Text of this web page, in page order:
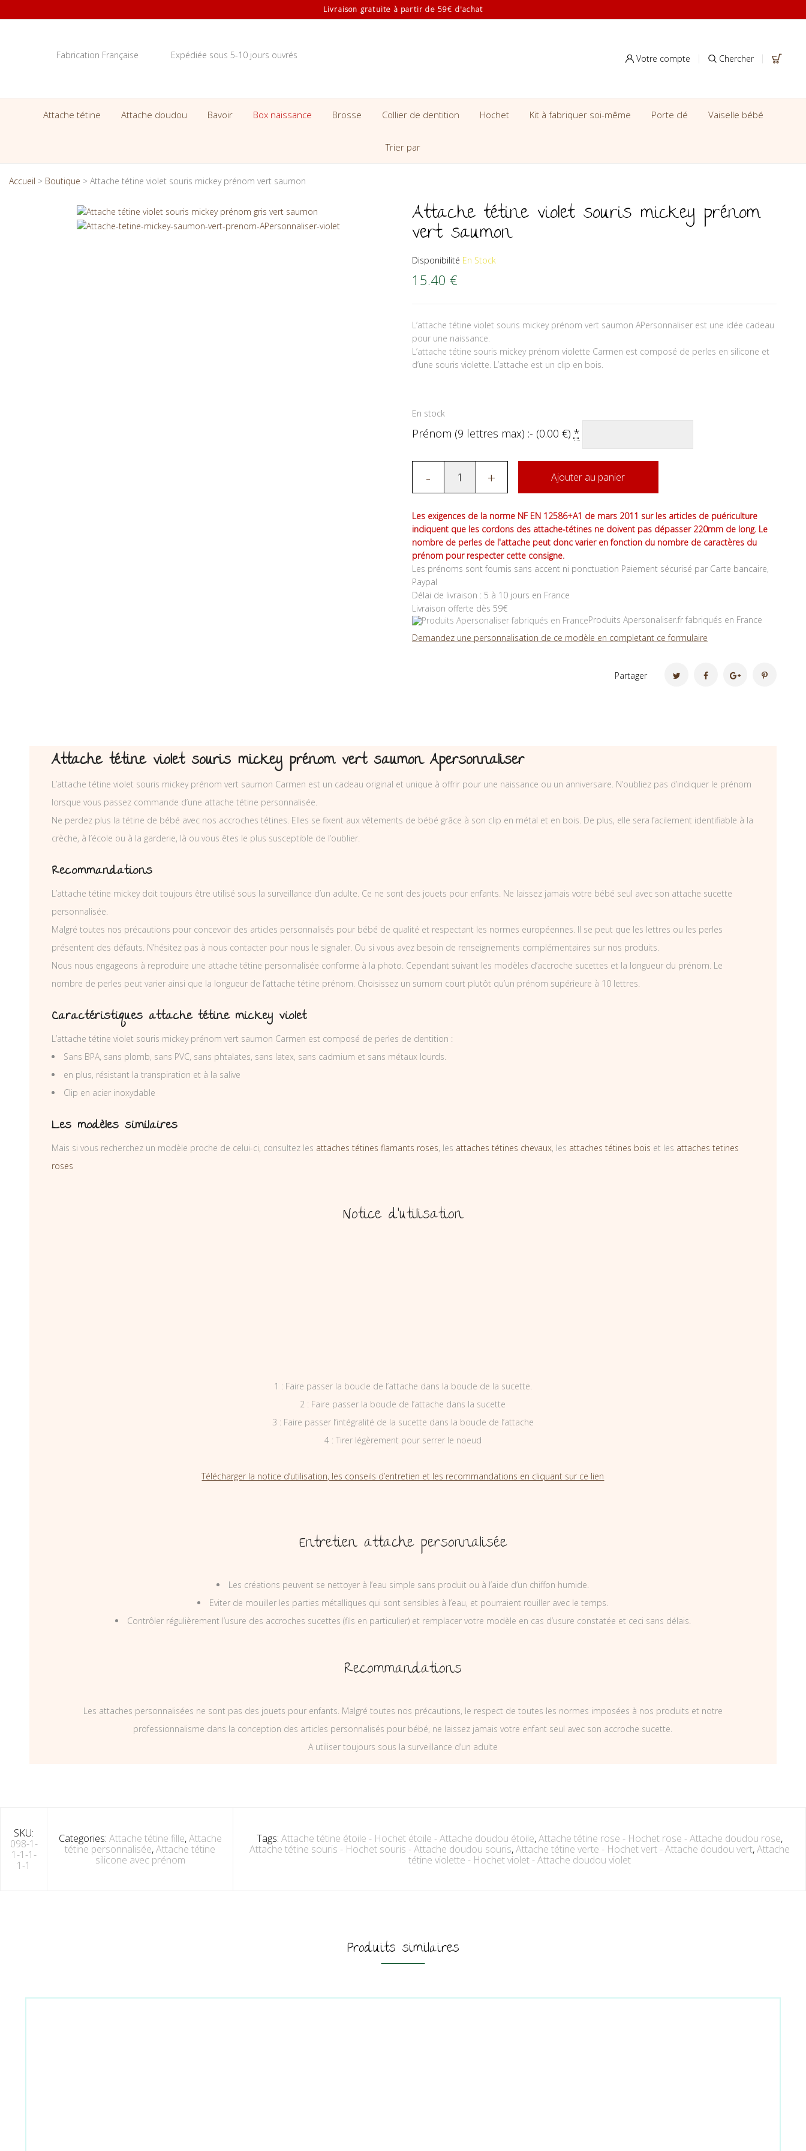
Livraison gratuite à partir de 59€ d'achat
Fabrication Française Expédiée sous 5-10 jours ouvrés Votre compte Chercher
Attache tétine Attache doudou Bavoir Box naissance Brosse Collier de dentition Hochet Kit à fabriquer soi-même Porte clé Vaiselle bébé
Trier par
Accueil > Boutique > Attache tétine violet souris mickey prénom vert saumon
Attache tétine violet souris mickey prénom
vert saumon
Disponibilité En Stock
15.40 €
L’attache tétine violet souris mickey prénom vert saumon APersonnaliser est une idée cadeau
pour une naissance.
L’attache tétine souris mickey prénom violette Carmen est composé de perles en silicone et
d’une souris violette. L’attache est un clip en bois.
En stock
Prénom (9 lettres max) :- (0.00 €) *
- + Ajouter au panier
Les exigences de la norme NF EN 12586+A1 de mars 2011 sur les articles de puériculture
indiquent que les cordons des attache-tétines ne doivent pas dépasser 220mm de long. Le
nombre de perles de l'attache peut donc varier en fonction du nombre de caractères du
prénom pour respecter cette consigne.
Les prénoms sont fournis sans accent ni ponctuation Paiement sécurisé par Carte bancaire,
Paypal
Délai de livraison : 5 à 10 jours en France
Livraison offerte dès 59€
Produits Apersonaliser.fr fabriqués en France
Demandez une personnalisation de ce modèle en completant ce formulaire
Partager
Attache tétine violet souris mickey prénom vert saumon Apersonnaliser
L’attache tétine violet souris mickey prénom vert saumon Carmen est un cadeau original et unique à offrir pour une naissance ou un anniversaire. N’oubliez pas d’indiquer le prénom
lorsque vous passez commande d’une attache tétine personnalisée.
Ne perdez plus la tétine de bébé avec nos accroches tétines. Elles se fixent aux vêtements de bébé grâce à son clip en métal et en bois. De plus, elle sera facilement identifiable à la
crèche, à l’école ou à la garderie, là ou vous êtes le plus susceptible de l’oublier.
Recommandations
L’attache tétine mickey doit toujours être utilisé sous la surveillance d’un adulte. Ce ne sont des jouets pour enfants. Ne laissez jamais votre bébé seul avec son attache sucette
personnalisée.
Malgré toutes nos précautions pour concevoir des articles personnalisés pour bébé de qualité et respectant les normes européennes. Il se peut que les lettres ou les perles
présentent des défauts. N’hésitez pas à nous contacter pour nous le signaler. Ou si vous avez besoin de renseignements complémentaires sur nos produits.
Nous nous engageons à reproduire une attache tétine personnalisée conforme à la photo. Cependant suivant les modèles d’accroche sucettes et la longueur du prénom. Le
nombre de perles peut varier ainsi que la longueur de l’attache tétine prénom. Choisissez un surnom court plutôt qu’un prénom supérieure à 10 lettres.
Caractéristiques attache tétine mickey violet
L’attache tétine violet souris mickey prénom vert saumon Carmen est composé de perles de dentition :
Sans BPA, sans plomb, sans PVC, sans phtalates, sans latex, sans cadmium et sans métaux lourds.
en plus, résistant la transpiration et à la salive
Clip en acier inoxydable
Les modèles similaires
Mais si vous recherchez un modèle proche de celui-ci, consultez les attaches tétines flamants roses, les attaches tétines chevaux, les attaches tétines bois et les attaches tetines
roses
Notice d’utilisation
1 : Faire passer la boucle de l’attache dans la boucle de la sucette.
2 : Faire passer la boucle de l’attache dans la sucette
3 : Faire passer l’intégralité de la sucette dans la boucle de l’attache
4 : Tirer légèrement pour serrer le noeud
Télécharger la notice d’utilisation, les conseils d’entretien et les recommandations en cliquant sur ce lien
Entretien attache personnalisée
Les créations peuvent se nettoyer à l’eau simple sans produit ou à l’aide d’un chiffon humide.
Eviter de mouiller les parties métalliques qui sont sensibles à l’eau, et pourraient rouiller avec le temps.
Contrôler régulièrement l’usure des accroches sucettes (fils en particulier) et remplacer votre modèle en cas d’usure constatée et ceci sans délais.
Recommandations
Les attaches personnalisées ne sont pas des jouets pour enfants. Malgré toutes nos précautions, le respect de toutes les normes imposées à nos produits et notre
professionnalisme dans la conception des articles personnalisés pour bébé, ne laissez jamais votre enfant seul avec son accroche sucette.
A utiliser toujours sous la surveillance d’un adulte
SKU:
098-1-
1-1-1-
1-1
Categories: Attache tétine fille,Attache
tétine personnalisée,Attache tétine
silicone avec prénom
Tags: Attache tétine étoile - Hochet étoile - Attache doudou étoile,Attache tétine rose - Hochet rose - Attache doudou rose,
Attache tétine souris - Hochet souris - Attache doudou souris,Attache tétine verte - Hochet vert - Attache doudou vert,Attache
tétine violette - Hochet violet - Attache doudou violet
Produits similaires